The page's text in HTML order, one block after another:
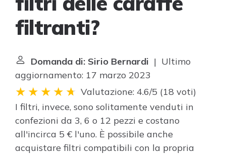
filtranti?
Domanda di: Sirio Bernardi | Ultimo
aggiornamento: 17 marzo 2023
Valutazione: 4.6/5 (18 voti)
I filtri, invece, sono solitamente venduti in
confezioni da 3, 6 o 12 pezzi e costano
all'incirca 5 € l'uno. È possibile anche
acquistare filtri compatibili con la propria